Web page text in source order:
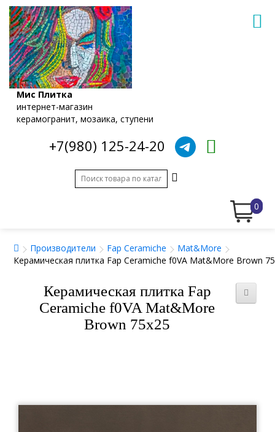
Мис Плитка
интернет-магазин
керамогранит, мозаика, ступени
+7(980) 125-24-20
0
Производители Fap Ceramiche
Mat&More
Керамическая плитка Fap Ceramiche f0VA Mat&More Brown
Керамическая плитка Fap
Ceramiche f0VA Mat&More
Brown 75x25